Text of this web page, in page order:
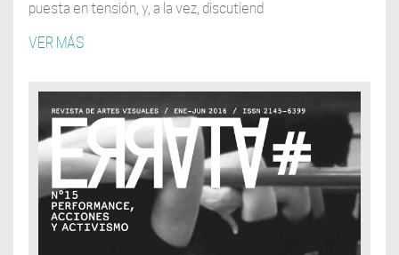
puesta en tensión, y, a la vez, discutiend
VER MÁS